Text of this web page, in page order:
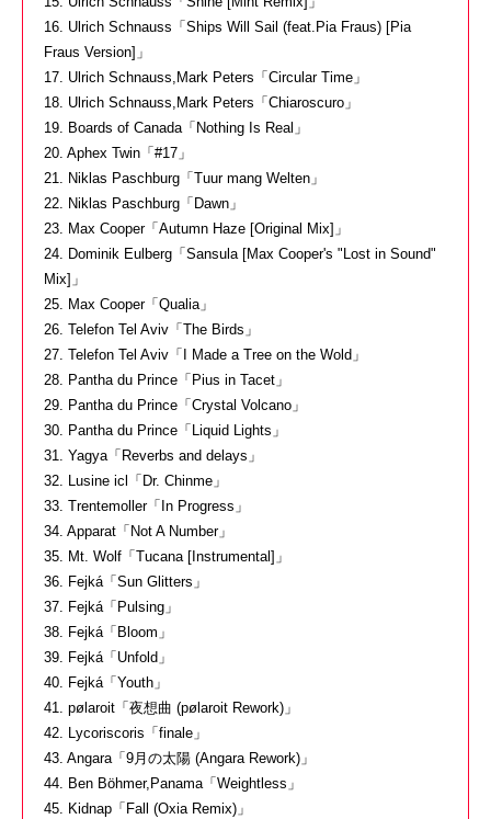
16. Ulrich Schnauss「Ships Will Sail (feat.Pia Fraus) [Pia
Fraus Version]」
17. Ulrich Schnauss,Mark Peters「Circular Time」
18. Ulrich Schnauss,Mark Peters「Chiaroscuro」
19. Boards of Canada「Nothing Is Real」
20. Aphex Twin「#17」
21. Niklas Paschburg「Tuur mang Welten」
22. Niklas Paschburg「Dawn」
23. Max Cooper「Autumn Haze [Original Mix]」
24. Dominik Eulberg「Sansula [Max Cooper's "Lost in Sound"
Mix]」
25. Max Cooper「Qualia」
26. Telefon Tel Aviv「The Birds」
27. Telefon Tel Aviv「I Made a Tree on the Wold」
28. Pantha du Prince「Pius in Tacet」
29. Pantha du Prince「Crystal Volcano」
30. Pantha du Prince「Liquid Lights」
31. Yagya「Reverbs and delays」
32. Lusine icl「Dr. Chinme」
33. Trentemoller「In Progress」
34. Apparat「Not A Number」
35. Mt. Wolf「Tucana [Instrumental]」
36. Fejká「Sun Glitters」
37. Fejká「Pulsing」
38. Fejká「Bloom」
39. Fejká「Unfold」
40. Fejká「Youth」
41. pølaroit「夜想曲 (pølaroit Rework)」
42. Lycoriscoris「finale」
43. Angara「9月の太陽 (Angara Rework)」
44. Ben Böhmer,Panama「Weightless」
45. Kidnap「Fall (Oxia Remix)」